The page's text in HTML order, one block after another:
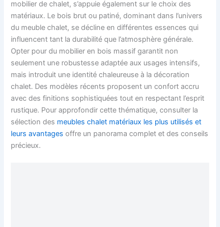
mobilier de chalet, s’appuie également sur le choix des
matériaux. Le bois brut ou patiné, dominant dans l’univers
du meuble chalet, se décline en différentes essences qui
influencent tant la durabilité que l’atmosphère générale.
Opter pour du mobilier en bois massif garantit non
seulement une robustesse adaptée aux usages intensifs,
mais introduit une identité chaleureuse à la décoration
chalet. Des modèles récents proposent un confort accru
avec des finitions sophistiquées tout en respectant l’esprit
rustique. Pour approfondir cette thématique, consulter la
sélection des meubles chalet matériaux les plus utilisés et
leurs avantages offre un panorama complet et des conseils
précieux.